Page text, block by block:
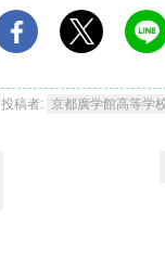
投稿者: 京都廣学館高等学